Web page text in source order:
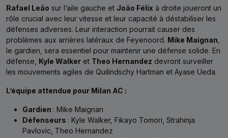
Rafael Leão sur l’aile gauche et João Félix à droite joueront un
rôle crucial avec leur vitesse et leur capacité à déstabiliser les
défenses adverses. Leur interaction pourrait causer des
problèmes aux arrières latéraux de Feyenoord. Mike Maignan
le gardien, sera essentiel pour maintenir une défense solide. En
défense, Kyle Walker et Theo Hernandez devront surveiller
les mouvements agiles de Quilindschy Hartman et Ayase Ueda.
L’équipe attendue pour Milan AC :
Gardien : Mike Maignan
Défenseurs : Kyle Walker, Fikayo Tomori, Strahinja
Pavlovic, Theo Hernandez